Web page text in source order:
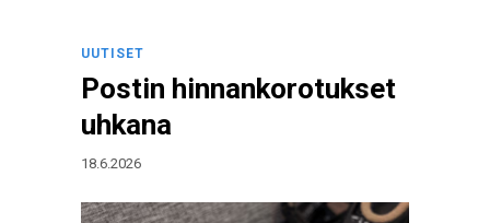
UUTISET
Postin hinnankorotukset
uhkana
18.6.2026